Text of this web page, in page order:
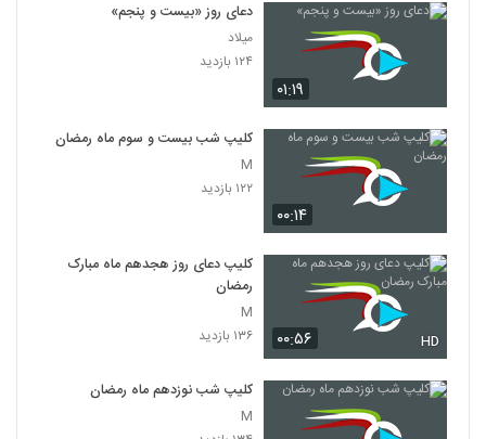
۰۱:۱۹
دعای روز «بیست و پنجم»
میلاد
۱۲۴ بازدید
۰۰:۱۴
کلیپ شب بیست و سوم ماه رمضان
M
۱۲۲ بازدید
۰۰:۵۶ HD
کلیپ دعای روز هجدهم ماه مبارک
رمضان
M
۱۳۶ بازدید
کلیپ شب نوزدهم ماه رمضان
M